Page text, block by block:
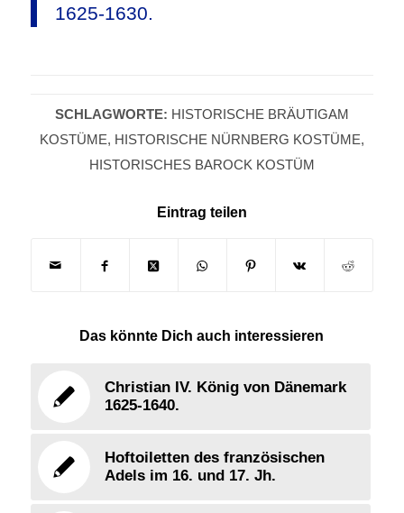
1625-1630.
SCHLAGWORTE: HISTORISCHE BRÄUTIGAM
KOSTÜME, HISTORISCHE NÜRNBERG KOSTÜME,
HISTORISCHES BAROCK KOSTÜM
Eintrag teilen
Das könnte Dich auch interessieren
Christian IV. König von Dänemark
1625-1640.
Hoftoiletten des französischen
Adels im 16. und 17. Jh.